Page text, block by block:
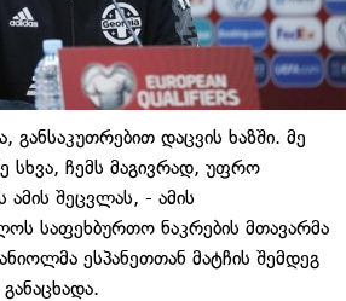
განსაკუთრებით დაცვის ხაზში. მე
სხვა, ჩემს მაგივრად, უფრო
შეცვლას, - ამის
საფეხბურთო ნაკრების მთავარმა
ესპანეთთან მატჩის შემდეგ